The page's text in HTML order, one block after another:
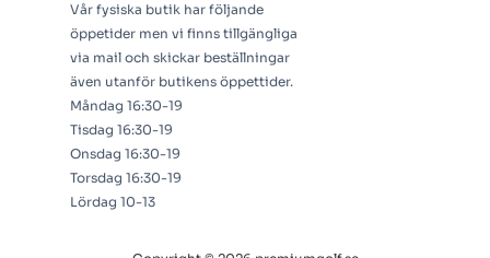
Vår fysiska butik har följande
öppetider men vi finns tillgängliga
via mail och skickar beställningar
även utanför butikens öppettider.
Måndag 16:30-19
Tisdag 16:30-19
Onsdag 16:30-19
Torsdag 16:30-19
Lördag 10-13